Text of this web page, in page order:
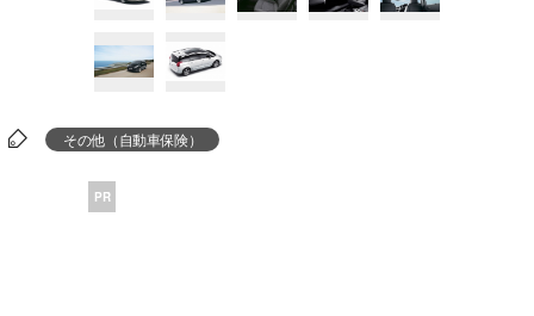
その他（自動車保険）
PR